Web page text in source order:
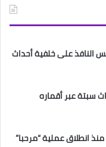
النافذ على خلفية أحداث
سبتة عبر أقماره